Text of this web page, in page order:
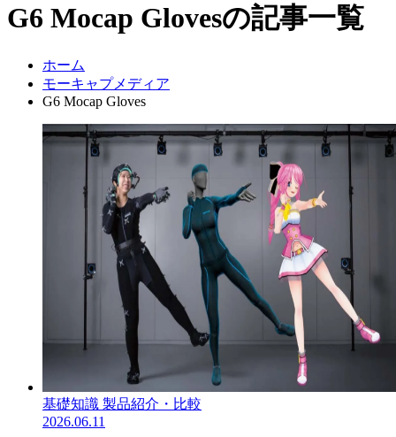
G6 Mocap Glovesの記事一覧
ホーム
モーキャプメディア
G6 Mocap Gloves
基礎知識 製品紹介・比較
2026.06.11